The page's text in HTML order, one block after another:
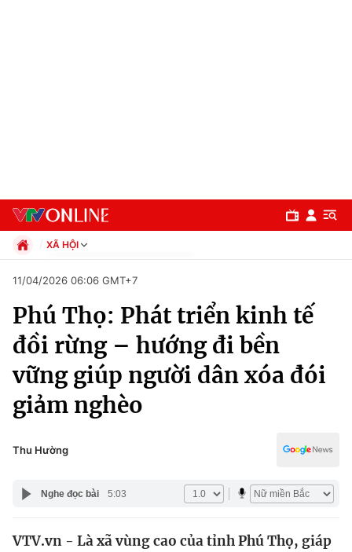
Chuyên mục
Chính trị
Xã hội
Pháp luật
Y tế
Thế giới
XÃ HỘI
Xã hội
Pháp luật
Thể thao
Truyền hình
Văn hóa - Giải trí
Y tế
Công nghệ
11/04/2026 06:06 GMT+7
Phú Thọ: Phát triển kinh tế
đồi rừng – hướng đi bền
vững giúp người dân xóa đói
giảm nghèo
Thu Hường
Nghe đọc bài 5:03
VTV.vn - Là xã vùng cao của tỉnh Phú Thọ, giáp